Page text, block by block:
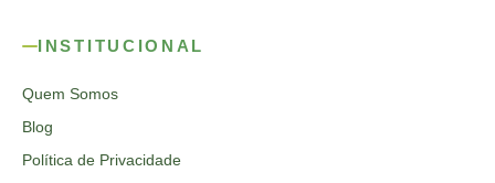
INSTITUCIONAL
Quem Somos
Blog
Política de Privacidade